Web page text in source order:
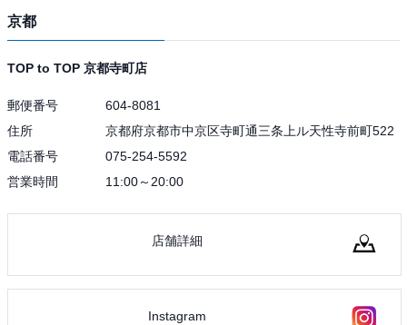
京都
TOP to TOP 京都寺町店
郵便番号
604-8081
住所
京都府京都市中京区寺町通三条上ル天性寺前町522
電話番号
075-254-5592
営業時間
11:00～20:00
店舗詳細
Instagram